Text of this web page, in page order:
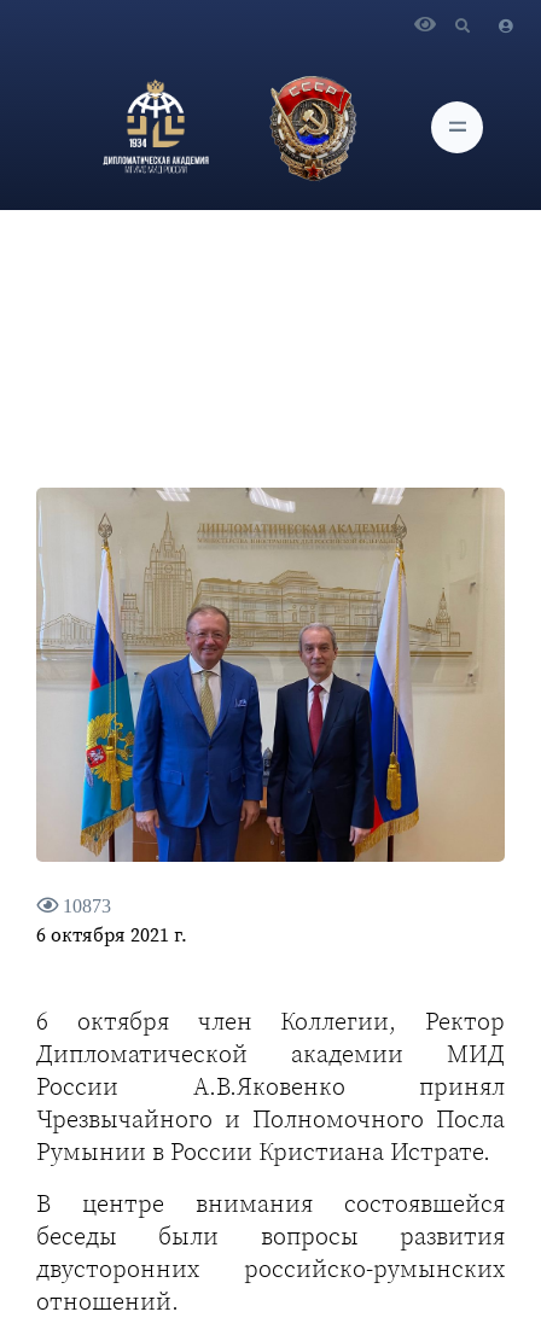
России А.В.Яковенко с Послом Румынии в России К.
10873
6 октября 2021 г.
6 октября член Коллегии, Ректор
Дипломатической академии МИД
России А.В.Яковенко принял
Чрезвычайного и Полномочного Посла
Румынии в России Кристиана Истрате.
В центре внимания состоявшейся
беседы были вопросы развития
двусторонних российско-румынских
отношений.